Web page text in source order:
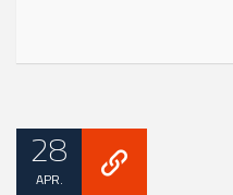
28
APR.